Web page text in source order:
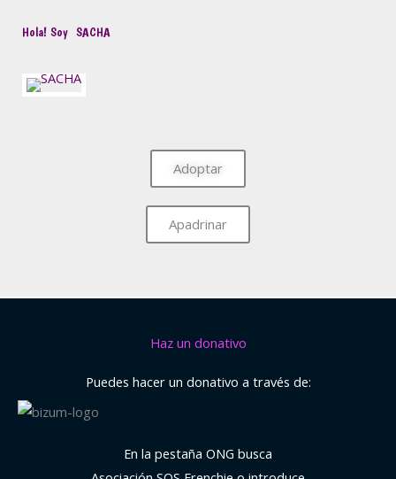
Hola! Soy SACHA
Adoptar
Apadrinar
Haz un donativo
Puedes hacer un donativo a través de:
En la pestaña ONG busca